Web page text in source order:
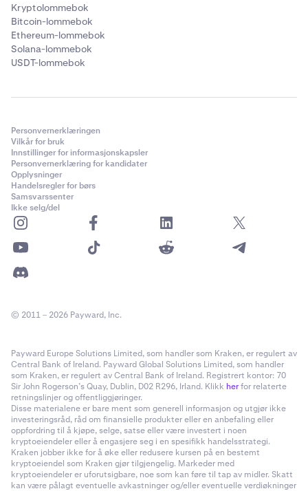
Kryptolommebok
Bitcoin-lommebok
Ethereum-lommebok
Solana-lommebok
USDT-lommebok
Personvernerklæringen
Vilkår for bruk
Innstillinger for informasjonskapsler
Personvernerklæring for kandidater
Opplysninger
Handelsregler for børs
Samsvarssenter
Ikke selg/del
© 2011 – 2026 Payward, Inc.
Payward Europe Solutions Limited, som handler som Kraken, er regulert av
Central Bank of Ireland. Payward Global Solutions Limited, som handler
som Kraken, er regulert av Central Bank of Ireland. Registrert kontor: 70
Sir John Rogerson’s Quay, Dublin, D02 R296, Irland. Klikk herfor relaterte
retningslinjer og offentliggjøringer.
Disse materialene er bare ment som generell informasjon og utgjør ikke
investeringsråd, råd om finansielle produkter eller en anbefaling eller
oppfordring til å kjøpe, selge, satse eller være investert i noen
kryptoeiendeler eller å engasjere seg i en spesifikk handelsstrategi.
Kraken jobber ikke for å øke eller redusere kursen på en bestemt
kryptoeiendel som Kraken gjør tilgjengelig. Markeder med
kryptoeiendeler er uforutsigbare, noe som kan føre til tap av midler. Skatt
kan være pålagt eventuelle avkastninger og/eller eventuelle verdiøkninger